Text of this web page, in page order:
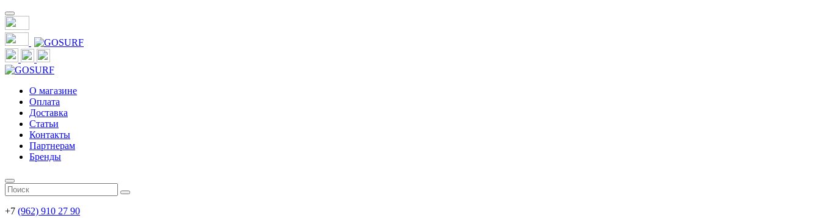
О магазине
Оплата
Доставка
Статьи
Контакты
Партнерам
Бренды
+7 (962) 910 27 90